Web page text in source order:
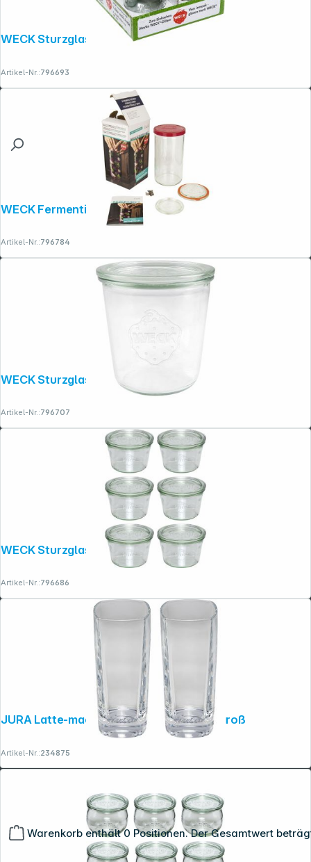
Warenkorb enthält 0 Positionen. Der Gesamtwert
WECK Sturzglas 0,5l 4er Pack
Artikel-Nr.:796693
WECK Fermentier-Starter-Set 1590ml
Artikel-Nr.:796784
WECK Sturzglas 580ml 6er Pack
Artikel-Nr.:796707
WECK Sturzglas 370ml 6er Pack
Artikel-Nr.:796686
JURA Latte-macchiato-Gläser 2er-Set, groß
Artikel-Nr.:234875